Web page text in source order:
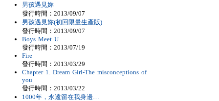
男孩遇見妳
發行時間：2013/09/07
男孩遇見妳(初回限量生產版)
發行時間：2013/09/07
Boys Meet U
發行時間：2013/07/19
Fire
發行時間：2013/03/29
Chapter 1. Dream Girl-The misconceptions of
you
發行時間：2013/03/22
1000年，永遠留在我身邊…